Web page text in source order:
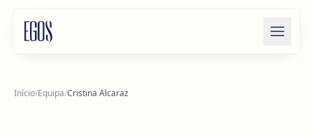
Início/Equipa/Cristina Alcaraz